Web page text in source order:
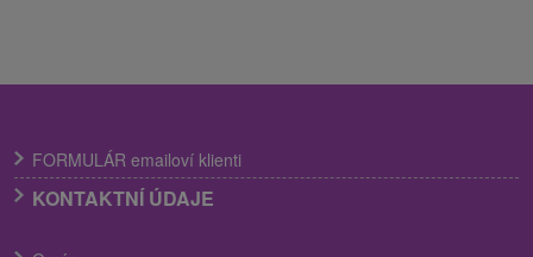
FORMULÁR emailoví klienti
KONTAKTNÍ ÚDAJE